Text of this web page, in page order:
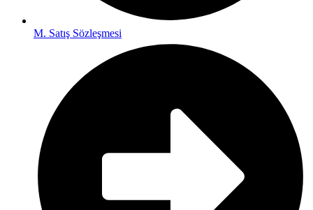
M. Satış Sözleşmesi